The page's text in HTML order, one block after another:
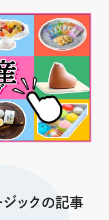
ジックの記事